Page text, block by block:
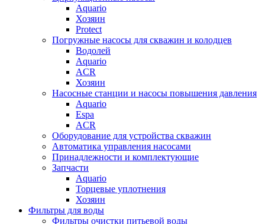
Aquario
Хозяин
Protect
Погружные насосы для скважин и колодцев
Водолей
Aquario
ACR
Хозяин
Насосные станции и насосы повышения давления
Aquario
Espa
ACR
Оборудование для устройства скважин
Автоматика управления насосами
Принадлежности и комплектующие
Запчасти
Aquario
Торцевые уплотнения
Хозяин
Фильтры для воды
Фильтры очистки питьевой воды